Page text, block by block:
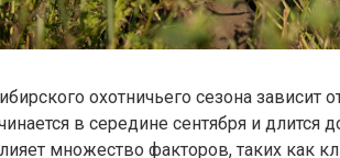
охотничьего сезона
в середине сентября и длится
множество факторов, таких как